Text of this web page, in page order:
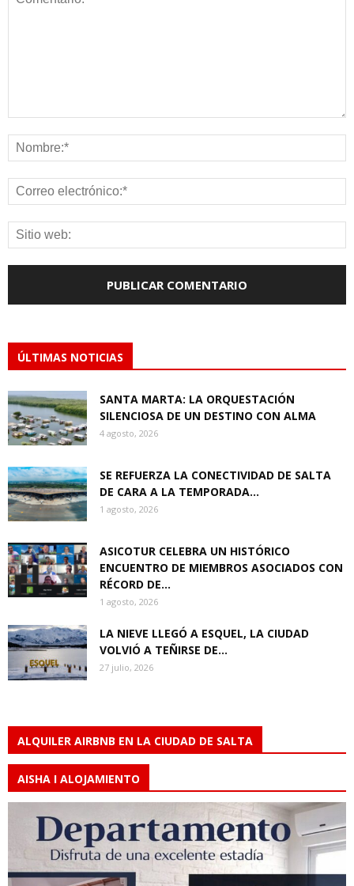
ÚLTIMAS NOTICIAS
SANTA MARTA: LA ORQUESTACIÓN
SILENCIOSA DE UN DESTINO CON ALMA
4 agosto, 2026
SE REFUERZA LA CONECTIVIDAD DE SALTA
DE CARA A LA TEMPORADA...
1 agosto, 2026
ASICOTUR CELEBRA UN HISTÓRICO
ENCUENTRO DE MIEMBROS ASOCIADOS CON
RÉCORD DE...
1 agosto, 2026
LA NIEVE LLEGÓ A ESQUEL, LA CIUDAD
VOLVIÓ A TEÑIRSE DE...
27 julio, 2026
ALQUILER AIRBNB EN LA CIUDAD DE SALTA
AISHA I ALOJAMIENTO